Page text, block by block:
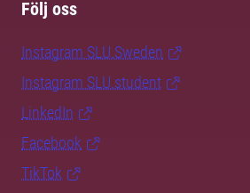
Följ oss
Instagram SLU.Sweden
Instagram SLU.student
LinkedIn
Facebook
TikTok